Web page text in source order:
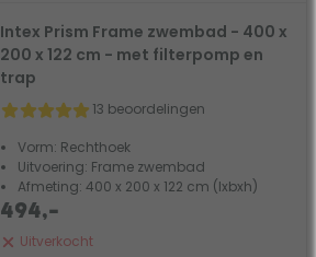
Intex Prism Frame zwembad - 400 x
200 x 122 cm - met filterpomp en
trap
13 beoordelingen
Vorm: Rechthoek
Uitvoering: Frame zwembad
Afmeting: 400 x 200 x 122 cm (lxbxh)
Uitverkocht
494,-